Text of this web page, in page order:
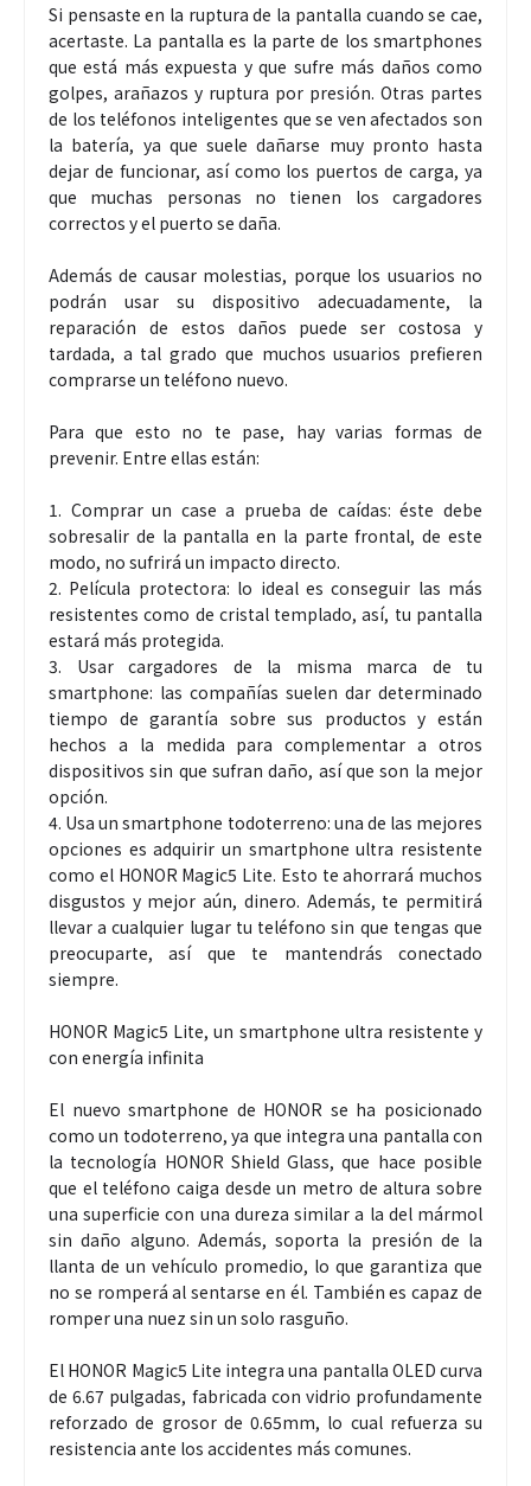
Si pensaste en la ruptura de la pantalla cuando se cae,
acertaste. La pantalla es la parte de los smartphones
que está más expuesta y que sufre más daños como
golpes, arañazos y ruptura por presión. Otras partes
de los teléfonos inteligentes que se ven afectados son
la batería, ya que suele dañarse muy pronto hasta
dejar de funcionar, así como los puertos de carga, ya
que muchas personas no tienen los cargadores
correctos y el puerto se daña.
Además de causar molestias, porque los usuarios no
podrán usar su dispositivo adecuadamente, la
reparación de estos daños puede ser costosa y
tardada, a tal grado que muchos usuarios prefieren
comprarse un teléfono nuevo.
Para que esto no te pase, hay varias formas de
prevenir. Entre ellas están:
1. Comprar un case a prueba de caídas: éste debe
sobresalir de la pantalla en la parte frontal, de este
modo, no sufrirá un impacto directo.
2. Película protectora: lo ideal es conseguir las más
resistentes como de cristal templado, así, tu pantalla
estará más protegida.
3. Usar cargadores de la misma marca de tu
smartphone: las compañías suelen dar determinado
tiempo de garantía sobre sus productos y están
hechos a la medida para complementar a otros
dispositivos sin que sufran daño, así que son la mejor
opción.
4. Usa un smartphone todoterreno: una de las mejores
opciones es adquirir un smartphone ultra resistente
como el HONOR Magic5 Lite. Esto te ahorrará muchos
disgustos y mejor aún, dinero. Además, te permitirá
llevar a cualquier lugar tu teléfono sin que tengas que
preocuparte, así que te mantendrás conectado
siempre.
HONOR Magic5 Lite, un smartphone ultra resistente y
con energía infinita
El nuevo smartphone de HONOR se ha posicionado
como un todoterreno, ya que integra una pantalla con
la tecnología HONOR Shield Glass, que hace posible
que el teléfono caiga desde un metro de altura sobre
una superficie con una dureza similar a la del mármol
sin daño alguno. Además, soporta la presión de la
llanta de un vehículo promedio, lo que garantiza que
no se romperá al sentarse en él. También es capaz de
romper una nuez sin un solo rasguño.
El HONOR Magic5 Lite integra una pantalla OLED curva
de 6.67 pulgadas, fabricada con vidrio profundamente
reforzado de grosor de 0.65mm, lo cual refuerza su
resistencia ante los accidentes más comunes.